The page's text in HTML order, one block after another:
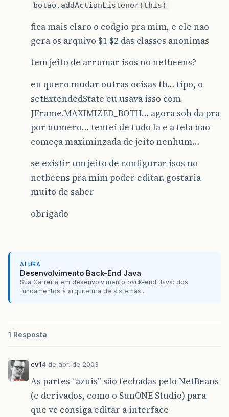
botao.addActionListener(this)
fica mais claro o codgio pra mim, e ele nao
gera os arquivo $1 $2 das classes anonimas
tem jeito de arrumar isos no netbeens?
eu quero mudar outras ocisas tb… tipo, o
setExtendedState eu usava isso com
JFrame.MAXIMIZED_BOTH… agora soh da pra
por numero… tentei de tudo la e a tela nao
começa maximinzada de jeito nenhum…
se existir um jeito de configurar isos no
netbeens pra mim poder editar. gostaria
muito de saber
obrigado
ALURA
Desenvolvimento Back-End Java
Sua Carreira em desenvolvimento back-end Java: dos
fundamentos à arquitetura de sistemas...
1 Resposta
cv14 de abr. de 2003
As partes “azuis” são fechadas pelo NetBeans
(e derivados, como o SunONE Studio) para
que vc consiga editar a interface